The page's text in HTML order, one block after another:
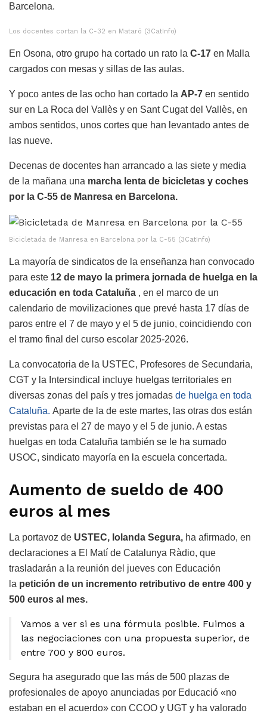
Barcelona.
Los docentes cortan la C-32 en Mataró (3CatInfo)
En Osona, otro grupo ha cortado un rato la C-17 en Malla
cargados con mesas y sillas de las aulas.
Y poco antes de las ocho han cortado la AP-7 en sentido
sur en La Roca del Vallès y en Sant Cugat del Vallès, en
ambos sentidos, unos cortes que han levantado antes de
las nueve.
Decenas de docentes han arrancado a las siete y media
de la mañana una marcha lenta de bicicletas y coches
por la C-55 de Manresa en Barcelona.
Bicicletada de Manresa en Barcelona por la C-55 (3CatInfo)
La mayoría de sindicatos de la enseñanza han convocado
para este 12 de mayo la primera jornada de huelga en la
educación en toda Cataluña , en el marco de un
calendario de movilizaciones que prevé hasta 17 días de
paros entre el 7 de mayo y el 5 de junio, coincidiendo con
el tramo final del curso escolar 2025-2026.
La convocatoria de la USTEC, Profesores de Secundaria,
CGT y la Intersindical incluye huelgas territoriales en
diversas zonas del país y tres jornadas de huelga en toda
Cataluña. Aparte de la de este martes, las otras dos están
previstas para el 27 de mayo y el 5 de junio. A estas
huelgas en toda Cataluña también se le ha sumado
USOC, sindicato mayoría en la escuela concertada.
Aumento de sueldo de 400
euros al mes
La portavoz de USTEC, Iolanda Segura, ha afirmado, en
declaraciones a El Matí de Catalunya Ràdio, que
trasladarán a la reunión del jueves con Educación
la petición de un incremento retributivo de entre 400 y
500 euros al mes.
Vamos a ver si es una fórmula posible. Fuimos a
las negociaciones con una propuesta superior, de
entre 700 y 800 euros.
Segura ha asegurado que las más de 500 plazas de
profesionales de apoyo anunciadas por Educació «no
estaban en el acuerdo» con CCOO y UGT y ha valorado